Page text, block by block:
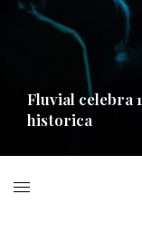
Fluvial celebra
historica